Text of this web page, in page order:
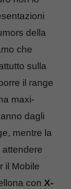
della
che
sulla
il range
maxi-
dagli
mentre la
il Mobile
con X-